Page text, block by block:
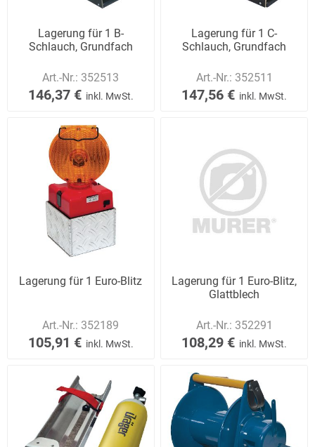
Lagerung für 1 B-
Schlauch, Grundfach
Art.-Nr.: 352513
146,37 € inkl. MwSt.
Lagerung für 1 C-
Schlauch, Grundfach
Art.-Nr.: 352511
147,56 € inkl. MwSt.
Lagerung für 1 Euro-Blitz
Art.-Nr.: 352189
105,91 € inkl. MwSt.
Lagerung für 1 Euro-Blitz,
Glattblech
Art.-Nr.: 352291
108,29 € inkl. MwSt.